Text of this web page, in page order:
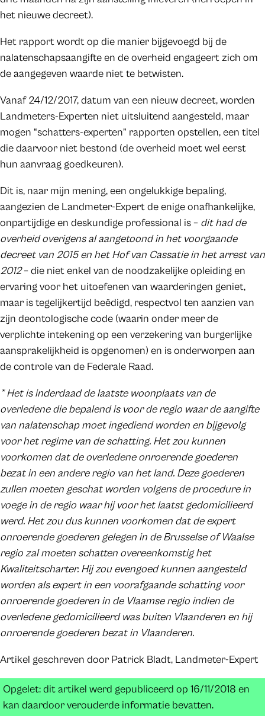
het nieuwe decreet).
Het rapport wordt op die manier bijgevoegd bij de
nalatenschapsaangifte en de overheid engageert zich om
de aangegeven waarde niet te betwisten.
Vanaf 24/12/2017, datum van een nieuw decreet, worden
Landmeters-Experten niet uitsluitend aangesteld, maar
mogen “schatters-experten” rapporten opstellen, een titel
die daarvoor niet bestond (de overheid moet wel eerst
hun aanvraag goedkeuren).
Dit is, naar mijn mening, een ongelukkige bepaling,
aangezien de Landmeter-Expert de enige onafhankelijke,
onpartijdige en deskundige professional is – dit had de
overheid overigens al aangetoond in het voorgaande
decreet van 2015 en het Hof van Cassatie in het arrest van
2012– die niet enkel van de noodzakelijke opleiding en
ervaring voor het uitoefenen van waarderingen geniet,
maar is tegelijkertijd beëdigd, respectvol ten aanzien van
zijn deontologische code (waarin onder meer de
verplichte intekening op een verzekering van burgerlijke
aansprakelijkheid is opgenomen) en is onderworpen aan
de controle van de Federale Raad.
* Het is inderdaad de laatste woonplaats van de
overledene die bepalend is voor de regio waar de aangifte
van nalatenschap moet ingediend worden en bijgevolg
voor het regime van de schatting. Het zou kunnen
voorkomen dat de overledene onroerende goederen
bezat in een andere regio van het land. Deze goederen
zullen moeten geschat worden volgens de procedure in
voege in de regio waar hij voor het laatst gedomicilieerd
werd. Het zou dus kunnen voorkomen dat de expert
onroerende goederen gelegen in de Brusselse of Waalse
regio zal moeten schatten overeenkomstig het
Kwaliteitscharter. Hij zou evengoed kunnen aangesteld
worden als expert in een voorafgaande schatting voor
onroerende goederen in de Vlaamse regio indien de
overledene gedomicilieerd was buiten Vlaanderen en hij
onroerende goederen bezat in Vlaanderen.
Artikel geschreven door Patrick Bladt, Landmeter-Expert
Opgelet: dit artikel werd gepubliceerd op 16/11/2018 en
kan daardoor verouderde informatie bevatten.